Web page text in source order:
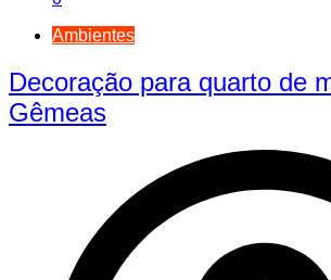
Ambientes
Decoração para quarto de
Gêmeas